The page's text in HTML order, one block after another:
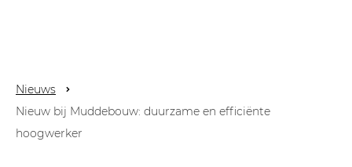
Nieuws
Nieuw bij Muddebouw: duurzame en efficiënte
hoogwerker